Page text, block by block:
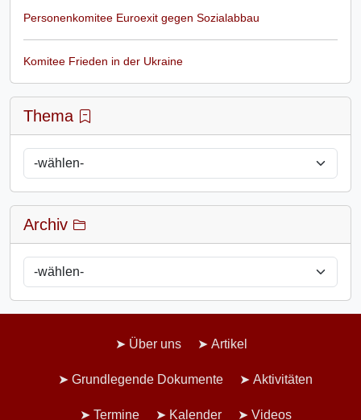
Personenkomitee Euroexit gegen Sozialabbau
Komitee Frieden in der Ukraine
Thema
Archiv
Über uns Artikel
Grundlegende Dokumente Aktivitäten
Termine Kalender Videos